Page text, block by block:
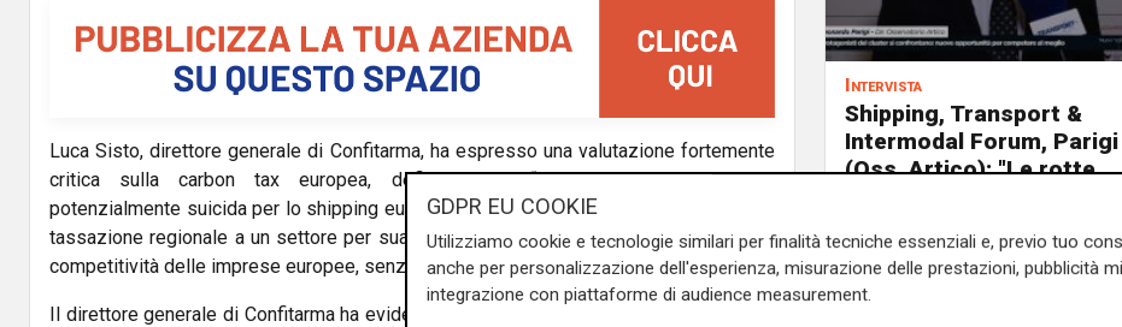
i
e
o
Luca Sisto, direttore generale di Confitarma, ha espresso una valutazione fortemente
critica sulla carbon tax europea, definendola un’“assurdità” e una misura
potenzialmente suicida per lo shipping europeo. Secondo Sisto, "l’applicazione di una
tassazione regionale a un settore per sua natura globale rischia di compromettere la
competitività delle imprese europee, senza produrre reali benefici ambientali".
Il direttore generale di Confitarma ha evidenziato come "il trasporto marittimo operi in
Intervista
Shipping, Transport &
Intermodal Forum, Parigi
(Oss. Artico): "Le rotte
30/
di Luca
GDPR EU COOKIE
Utilizziamo cookie e tecnologie similari per finalità tecniche essenziali e, previo tuo
anche per personalizzazione dell'esperienza, misurazione delle prestazioni, pubblicità
integrazione con piattaforme di audience measurement.